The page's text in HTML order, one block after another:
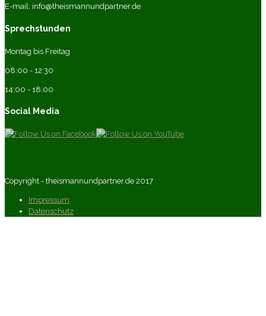
E-mail: info@theismannundpartner.de
Sprechstunden
Montag bis Freitag
08:00 - 12:30
14:00 - 18:00
Social Media
Copyright - theismannundpartner.de 2017
Impressum
Datenschutz